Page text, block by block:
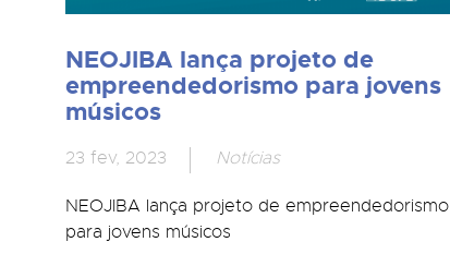
NEOJIBA lança projeto de
empreendedorismo para jovens
músicos
23 fev, 2023 Notícias
NEOJIBA lança projeto de empreendedorismo
para jovens músicos